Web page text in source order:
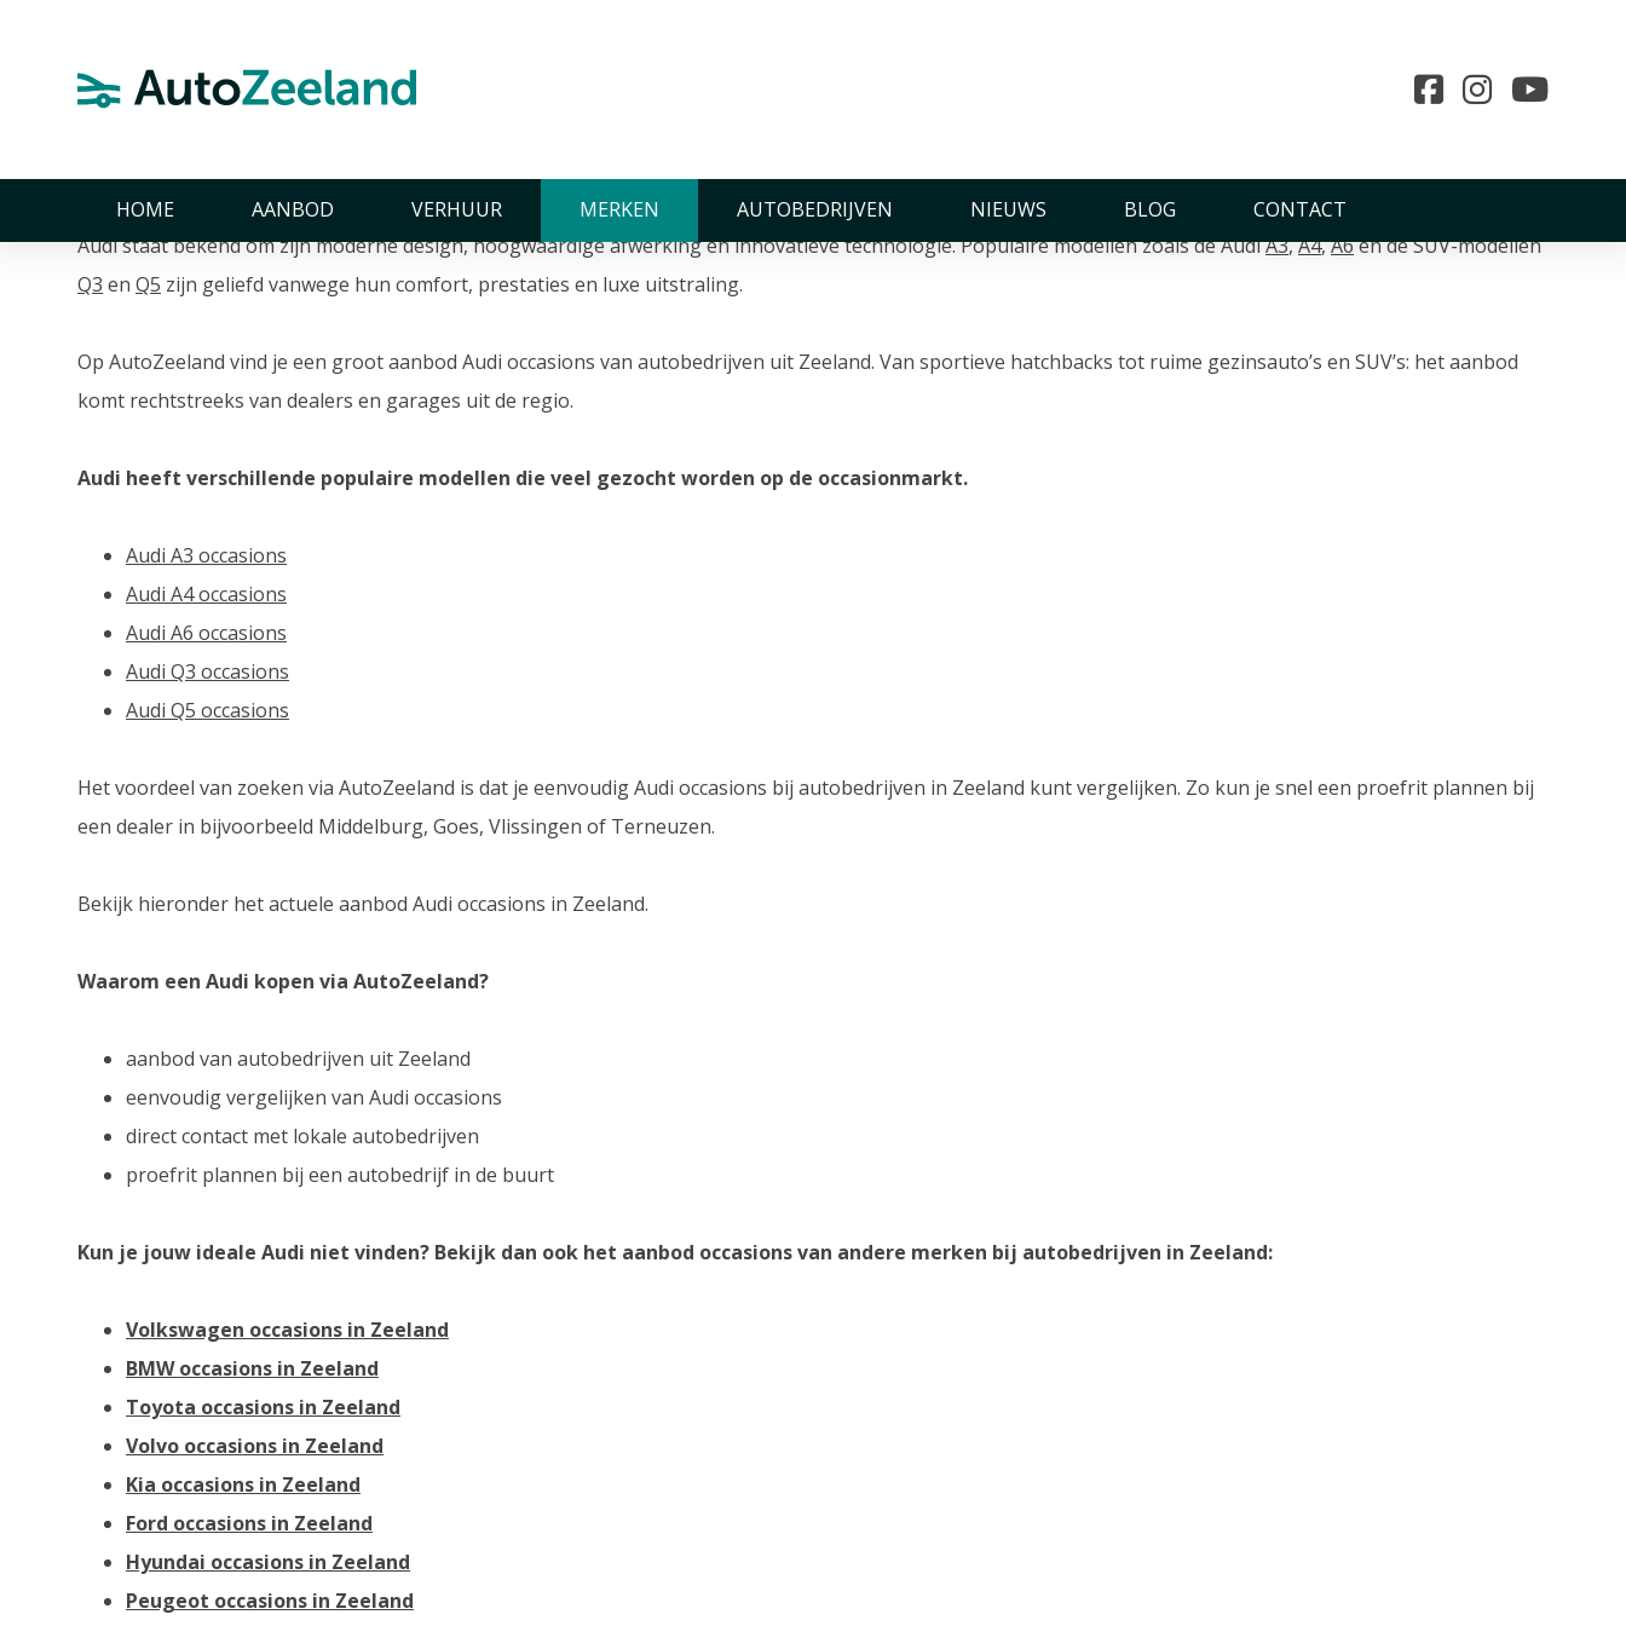
HOME AANBOD VERHUUR MERKEN AUTOBEDRIJVEN NIEUWS BLOG CONTACT
Audi
Audi staat bekend om zijn moderne design, hoogwaardige afwerking en innovatieve technologie. Populaire modellen zoals de AudiA3,A4,A6en de SUV-modellen
Q3 en Q5 zijn geliefd vanwege hun comfort, prestaties en luxe uitstraling.
Op AutoZeeland vind je een groot aanbod Audi occasions van autobedrijven uit Zeeland. Van sportieve hatchbacks tot ruime gezinsauto’s en SUV’s: het aanbod
komt rechtstreeks van dealers en garages uit de regio.
Audi heeft verschillende populaire modellen die veel gezocht worden op de occasionmarkt.
Audi A3 occasions
Audi A4 occasions
Audi A6 occasions
Audi Q3 occasions
Audi Q5 occasions
Het voordeel van zoeken via AutoZeeland is dat je eenvoudig Audi occasions bij autobedrijven in Zeeland kunt vergelijken. Zo kun je snel een proefrit plannen bij
een dealer in bijvoorbeeld Middelburg, Goes, Vlissingen of Terneuzen.
Bekijk hieronder het actuele aanbod Audi occasions in Zeeland.
Waarom een Audi kopen via AutoZeeland?
aanbod van autobedrijven uit Zeeland
eenvoudig vergelijken van Audi occasions
direct contact met lokale autobedrijven
proefrit plannen bij een autobedrijf in de buurt
Kun je jouw ideale Audi niet vinden? Bekijk dan ook het aanbod occasions van andere merken bij autobedrijven in Zeeland:
Volkswagen occasions in Zeeland
BMW occasions in Zeeland
Toyota occasions in Zeeland
Volvo occasions in Zeeland
Kia occasions in Zeeland
Ford occasions in Zeeland
Hyundai occasions in Zeeland
Peugeot occasions in Zeeland